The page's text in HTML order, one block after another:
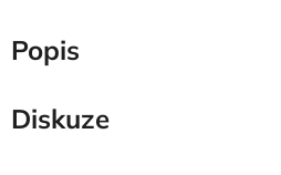
Popis
Diskuze